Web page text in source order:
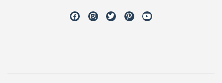
FacebookInstagram
TwitterPinterestYoutube